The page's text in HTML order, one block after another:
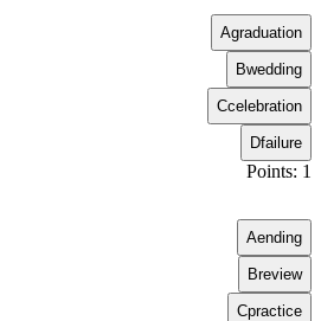
Agraduation
Bwedding
Ccelebration
Dfailure
Points: 1
Aending
Breview
Cpractice